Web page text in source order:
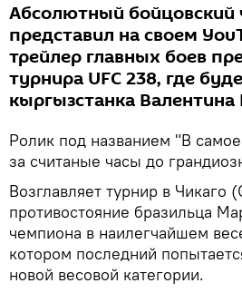
Абсолютный бойцовский
представил на своем
трейлер главных боев
турнира UFC 238, где
кыргызстанка
Ролик под названием "В
за считаные часы до
Возглавляет турнир в
противостояние бразильца
чемпиона в наилегчайшем
котором последний
новой весовой категории.